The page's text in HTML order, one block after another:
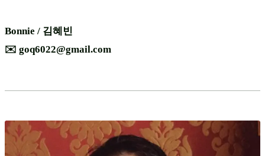
Bonnie / 김혜빈
✉️ goq6022@gmail.com